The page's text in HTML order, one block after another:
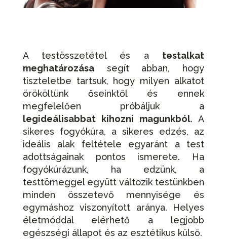
A testösszetétel és a testalkat
meghatározásasegít abban, hogy
tiszteletbe tartsuk, hogy milyen alkatot
örököltünk őseinktől és ennek
megfelelően próbáljuk a
legideálisabbat kihozni magunkból. A
sikeres fogyókúra, a sikeres edzés, az
ideális alak feltétele egyaránt a test
adottságainak pontos ismerete. Ha
fogyókúrázunk, ha edzünk, a
testtömeggel együtt változik testünkben
minden összetevő mennyisége és
egymáshoz viszonyított aránya. Helyes
életmóddal elérhető a legjobb
egészségi állapot és az esztétikus külső.